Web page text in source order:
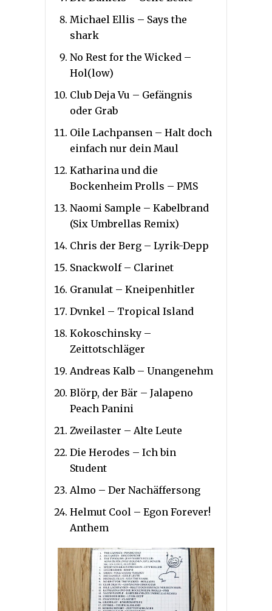
Michael Ellis – Says the
shark
No Rest for the Wicked –
Hol(low)
Club Deja Vu – Gefängnis
oder Grab
Oile Lachpansen – Halt doch
einfach nur dein Maul
Katharina und die
Bockenheim Prolls – PMS
Naomi Sample – Kabelbrand
(Six Umbrellas Remix)
Chris der Berg – Lyrik-Depp
Snackwolf – Clarinet
Granulat – Kneipenhitler
Dvnkel – Tropical Island
Kokoschinsky –
Zeittotschläger
Andreas Kalb – Unangenehm
Blörp, der Bär – Jalapeno
Peach Panini
Zweilaster – Alte Leute
Die Herodes – Ich bin
Student
Almo – Der Nachäffersong
Helmut Cool – Egon Forever!
Anthem